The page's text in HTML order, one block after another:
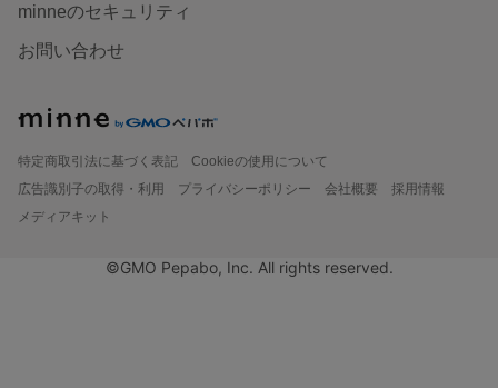
minneのセキュリティ
お問い合わせ
特定商取引法に基づく表記
Cookieの使用について
広告識別子の取得・利用
プライバシーポリシー 会社概要
採用情報
メディアキット
©GMO Pepabo, Inc. All rights reserved.